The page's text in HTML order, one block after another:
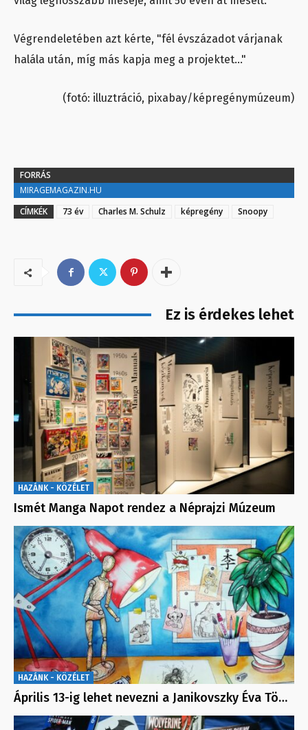
Végrendeletében azt kérte, "fél évszázadot várjanak
halála után, míg más kapja meg a projektet…"
(fotó: illuztráció, pixabay/képregénymúzeum)
FORRÁS
MIRAGEMAGAZIN.HU
CÍMKÉK
73 év Charles M. Schulz képregény Snoopy
Ez is érdekes lehet
HAZÁNK - KÖZÉLET
Ismét Manga Napot rendez a Néprajzi Múzeum
HAZÁNK - KÖZÉLET
Április 13-ig lehet nevezni a Janikovszky Éva Tö…